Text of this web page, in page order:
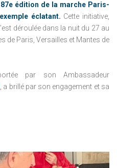
édition de la marche Paris-
éclatant. Cette initiative,
déroulée dans la nuit du 27 au
de Paris, Versailles et Mantes de
par son Ambassadeur
, a brillé par son engagement et sa